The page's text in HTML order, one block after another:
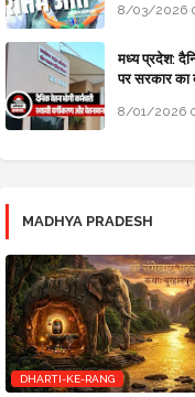
8/03/2026
मध्य प्रदेश:
पर सरकार का
8/01/2026
MADHYA PRADESH
DHARTI-KE-RANG